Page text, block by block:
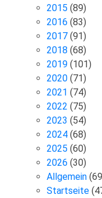
2015 (89)
2016 (83)
2017 (91)
2018 (68)
2019 (101)
2020 (71)
2021 (74)
2022 (75)
2023 (54)
2024 (68)
2025 (60)
2026 (30)
Allgemein
Startseite